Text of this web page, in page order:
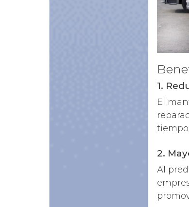
1.
El
2.
Al